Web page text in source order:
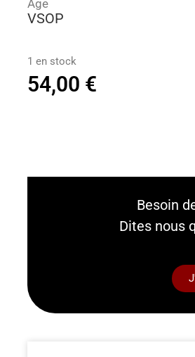
Âge
VSOP
1 en stock
54,00 €
Besoin
Dites nous